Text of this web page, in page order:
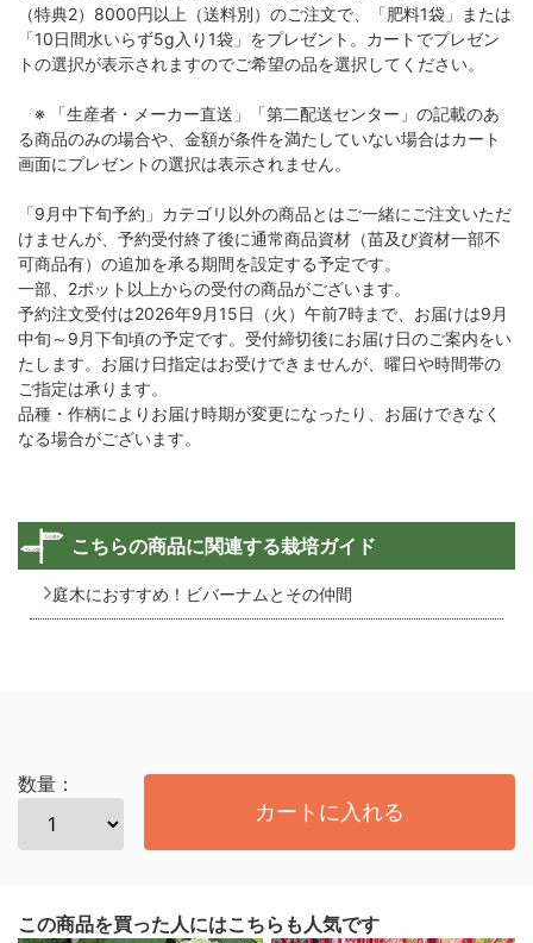
（特典2）8000円以上（送料別）のご注文で、「肥料1袋」または
「10日間水いらず5g入り1袋」をプレゼント。カートでプレゼン
トの選択が表示されますのでご希望の品を選択してください。
※ 「生産者・メーカー直送」「第二配送センター」の記載のあ
る商品のみの場合や、金額が条件を満たしていない場合はカート
画面にプレゼントの選択は表示されません。
「9月中下旬予約」カテゴリ以外の商品とはご一緒にご注文いただ
けませんが、予約受付終了後に通常商品資材（苗及び資材一部不
可商品有）の追加を承る期間を設定する予定です。
一部、2ポット以上からの受付の商品がございます。
予約注文受付は2026年9月15日（火）午前7時まで、お届けは9月
中旬～9月下旬頃の予定です。受付締切後にお届け日のご案内をい
たします。お届け日指定はお受けできませんが、曜日や時間帯の
ご指定は承ります。
品種・作柄によりお届け時期が変更になったり、お届けできなく
なる場合がございます。
こちらの商品に関連する栽培ガイド
庭木におすすめ！ビバーナムとその仲間
数量：
カートに入れる
この商品を買った人にはこちらも人気です